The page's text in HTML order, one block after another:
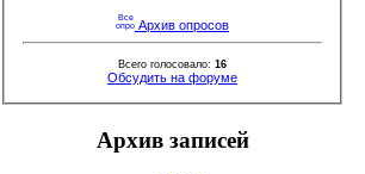
Архив опросов
Всего голосовало: 16
Обсудить на форуме
Архив записей